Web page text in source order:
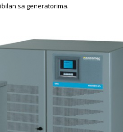
sa generatorima.